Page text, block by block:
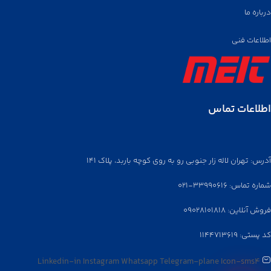
درباره ما
اطلاعات فنی
اطلاعات تماس
آدرس: تهران لاله زار جنوبی رو به روی کوچه باربد، پلاک ۱۴۱
شماره تماس: ۳۳۹۹۰۶۱۶-۰۲۱
فروش آنلاین: ۰۹۰۲۸۱۰۱۸۱۸
کد پستی: ۱۱۴۴۷۱۳۶۱۹
Linkedin-in InstagramWhatsappTelegram-planeIcon-sms4